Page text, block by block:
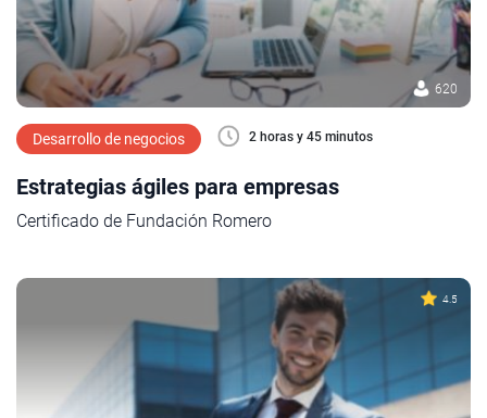
620
Desarrollo de negocios 2 horas y 45 minutos
Estrategias ágiles para empresas
Certificado de Fundación Romero
4.5